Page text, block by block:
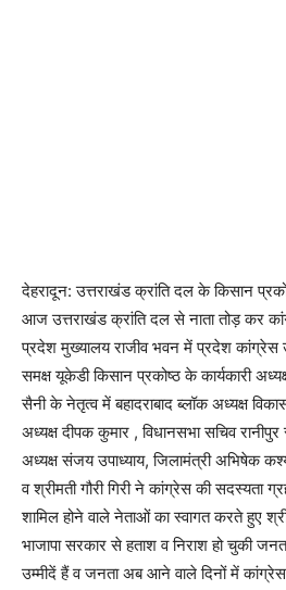
देहरादून: उत्तराखंड क्रांति दल के किसान
आज उत्तराखंड क्रांति दल से नाता तोड़ कर
प्रदेश मुख्यालय राजीव भवन में प्रदेश कांग्रेस
समक्ष यूकेडी किसान प्रकोष्ठ के कार्यकारी
सैनी के नेतृत्व में बहादराबाद ब्लॉक अध्यक्ष
अध्यक्ष दीपक कुमार , विधानसभा सचिव रानीपुर
अध्यक्ष संजय उपाध्याय, जिलामंत्री अभिषेक
व श्रीमती गौरी गिरी ने कांग्रेस की सदस्यता
शामिल होने वाले नेताओं का स्वागत करते हुए
भाजापा सरकार से हताश व निराश हो चुकी
उम्मीदें हैं व जनता अब आने वाले दिनों में कांग्रेस